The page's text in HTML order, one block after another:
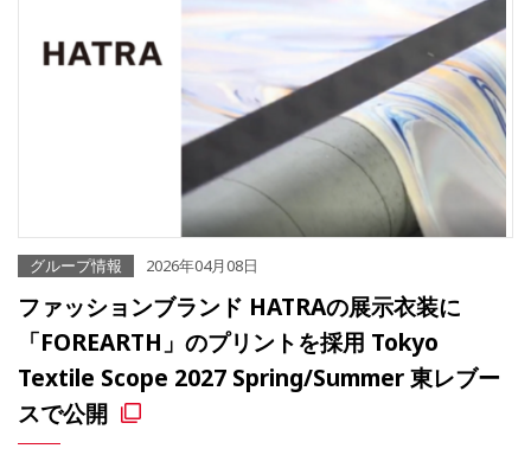
グループ情報 2026年04月08日
ファッションブランド HATRAの展示衣装に
「FOREARTH」のプリントを採用 Tokyo
Textile Scope 2027 Spring/Summer 東レブー
スで公開